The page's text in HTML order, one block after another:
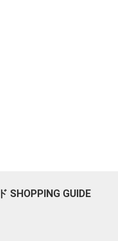
SHOPPING GUIDE